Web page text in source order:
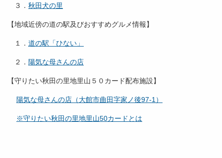
３． 秋田犬の里
【地域近傍の道の駅及びおすすめグルメ情報】
１． 道の駅「ひない」
２． 陽気な母さんの店
【守りたい秋田の里地里山５０カード配布施設】
陽気な母さんの店（大館市曲田字家ノ後97-1）
※守りたい秋田の里地里山50カードとは